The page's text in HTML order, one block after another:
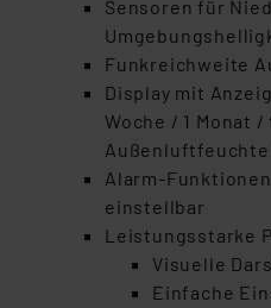
Sensoren für
Funkreichweite
Display mit
Woche / 1 Monat
Außenluftfeuchte
Alarm-
einstellbar
Leistungsstarke
Visuelle
Einfache